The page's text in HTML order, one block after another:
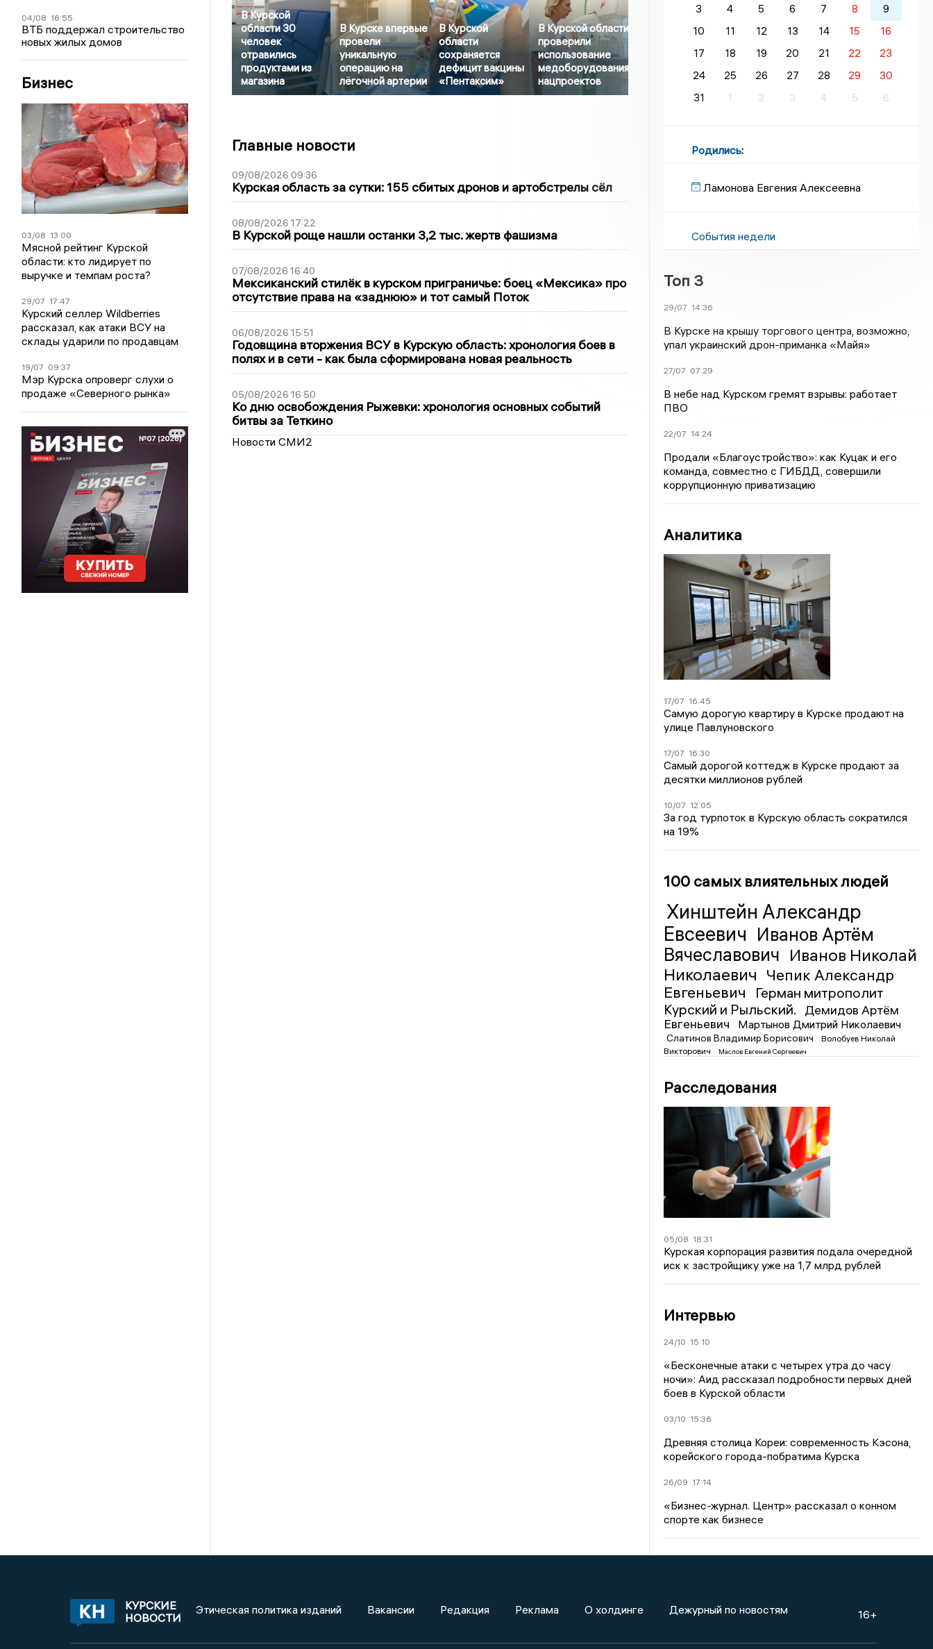
04/08 16:55
ВТБ поддержал строительство
новых жилых домов
Бизнес
03/08 13:00
Мясной рейтинг Курской
области: кто лидирует по
выручке и темпам роста?
29/07 17:47
Курский селлер Wildberries
рассказал, как атаки ВСУ на
склады ударили по продавцам
19/07 09:37
Мэр Курска опроверг слухи о
продаже «Северного рынка»
В Курской
области 30
человек
отравились
продуктами из
магазина
В Курске впервые
провели
уникальную
операцию на
лёгочной артерии
В Курской
области
сохраняется
дефицит вакцины
«Пентаксим»
В Курской области
проверили
использование
медоборудования
нацпроектов
Главные новости
09/08/2026 09:36
Курская область за сутки: 155 сбитых дронов и артобстрелы сёл
08/08/2026 17:22
В Курской роще нашли останки 3,2 тыс. жертв фашизма
07/08/2026 16:40
Мексиканский стилёк в курском приграничье: боец «Мексика» про
отсутствие права на «заднюю» и тот самый Поток
06/08/2026 15:51
Годовщина вторжения ВСУ в Курскую область: хронология боев в
полях и в сети - как была сформирована новая реальность
05/08/2026 16:50
Ко дню освобождения Рыжевки: хронология основных событий
битвы за Теткино
Новости СМИ2
3
4 5 6 7 8
9
10
11 12 13 14 15
16
17
18 19 20 21 22
23
24
25 26 27 28 29
30
31
1 2 3 4 5 6
Родились:
Ламонова Евгения Алексеевна
События недели
Топ 3
29/07 14:36
В Курске на крышу торгового центра, возможно,
упал украинский дрон-приманка «Майя»
27/07 07:29
В небе над Курском гремят взрывы: работает
ПВО
22/07 14:24
Продали «Благоустройство»: как Куцак и его
команда, совместно с ГИБДД, совершили
коррупционную приватизацию
Аналитика
17/07 16:45
Самую дорогую квартиру в Курске продают на
улице Павлуновского
17/07 16:30
Самый дорогой коттедж в Курске продают за
десятки миллионов рублей
10/07 12:05
За год турпоток в Курскую область сократился
на 19%
100 самых влиятельных людей
Хинштейн Александр
Евсеевич Иванов Артём
Вячеславович Иванов Николай
Николаевич Чепик Александр
Евгеньевич
Герман митрополит
Курский и Рыльский.
Демидов Артём
Евгеньевич
Мартынов Дмитрий Николаевич
Слатинов Владимир Борисович
Волобуев Николай
Викторович
Маслов Евгений Сергеевич
Расследования
05/08 18:31
Курская корпорация развития подала очередной
иск к застройщику уже на 1,7 млрд рублей
Интервью
24/10 15:10
«Бесконечные атаки с четырех утра до часу
ночи»: Аид рассказал подробности первых дней
боев в Курской области
03/10 15:36
Древняя столица Кореи: современность Кэсона,
корейского города-побратима Курска
26/09 17:14
«Бизнес-журнал. Центр» рассказал о конном
спорте как бизнесе
КУРСКИЕ
НОВОСТИ
Этическая политика изданий Вакансии Редакция Реклама О холдинге Дежурный по новостям 16+